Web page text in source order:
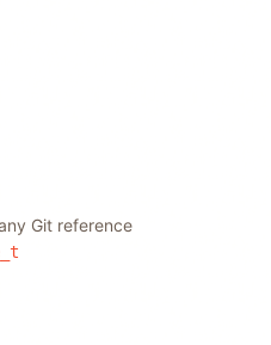
Git reference